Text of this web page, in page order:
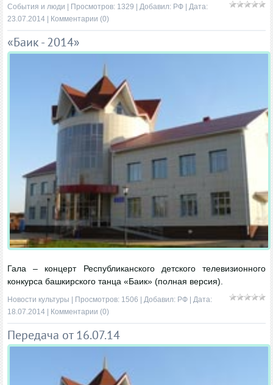
События и люди | Просмотров: 1329 | Добавил: РФ | Дата:
23.07.2014
Комментарии (0)
«Баик - 2014»
Гала – концерт Республиканского детского телевизионного
конкурса башкирского танца «Баик» (полная версия).
Новости культуры | Просмотров: 1506 | Добавил: РФ | Дата:
18.07.2014
Комментарии (0)
Передача от 16.07.14